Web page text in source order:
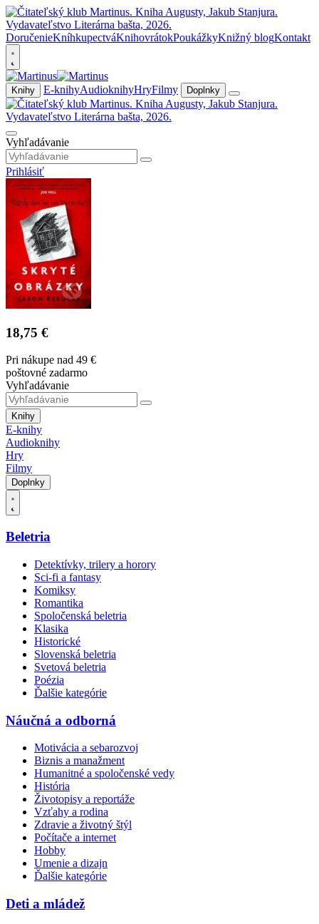
DoručenieKníhkupectváKnihovrátokPoukážkyKnižný blogKontakt
Knihy E-knihyAudioknihyHryFilmy Doplnky
Vyhľadávanie
Prihlásiť
18,75 €
Pri nákupe nad 49 €
poštovné zadarmo
Vyhľadávanie
Knihy
E-knihy
Audioknihy
Hry
Filmy
Doplnky
Beletria
Detektívky, trilery a horory
Sci-fi a fantasy
Komiksy
Romantika
Spoločenská beletria
Klasika
Historické
Slovenská beletria
Svetová beletria
Poézia
Ďalšie kategórie
Náučná a odborná
Motivácia a sebarozvoj
Biznis a manažment
Humanitné a spoločenské vedy
História
Životopisy a reportáže
Vzťahy a rodina
Zdravie a životný štýl
Počítače a internet
Hobby
Umenie a dizajn
Ďalšie kategórie
Deti a mládež